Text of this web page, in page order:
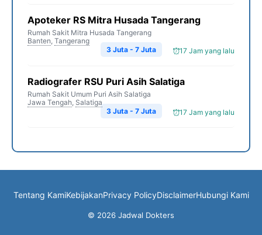
Apoteker RS Mitra Husada Tangerang
Rumah Sakit Mitra Husada Tangerang
Banten, Tangerang
17 Jam yang lalu
3 Juta - 7 Juta
Radiografer RSU Puri Asih Salatiga
Rumah Sakit Umum Puri Asih Salatiga
Jawa Tengah, Salatiga
17 Jam yang lalu
3 Juta - 7 Juta
Tentang KamiKebijakanPrivacy PolicyDisclaimerHubungi Kami
© 2026 Jadwal Dokters